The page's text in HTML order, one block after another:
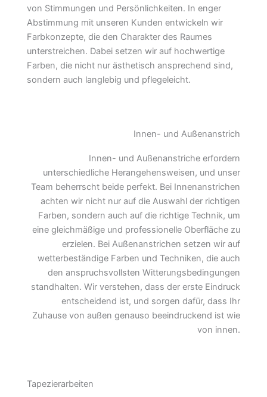
von Stimmungen und Persönlichkeiten. In enger
Abstimmung mit unseren Kunden entwickeln wir
Farbkonzepte, die den Charakter des Raumes
unterstreichen. Dabei setzen wir auf hochwertige
Farben, die nicht nur ästhetisch ansprechend sind,
sondern auch langlebig und pflegeleicht.
Innen- und Außenanstrich
Innen- und Außenanstriche erfordern
unterschiedliche Herangehensweisen, und unser
Team beherrscht beide perfekt. Bei Innenanstrichen
achten wir nicht nur auf die Auswahl der richtigen
Farben, sondern auch auf die richtige Technik, um
eine gleichmäßige und professionelle Oberfläche zu
erzielen. Bei Außenanstrichen setzen wir auf
wetterbeständige Farben und Techniken, die auch
den anspruchsvollsten Witterungsbedingungen
standhalten. Wir verstehen, dass der erste Eindruck
entscheidend ist, und sorgen dafür, dass Ihr
Zuhause von außen genauso beeindruckend ist wie
von innen.
Tapezierarbeiten